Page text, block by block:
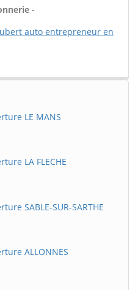
-
auto entrepreneur en
LE MANS
LA FLECHE
SABLE-SUR-SARTHE
ALLONNES